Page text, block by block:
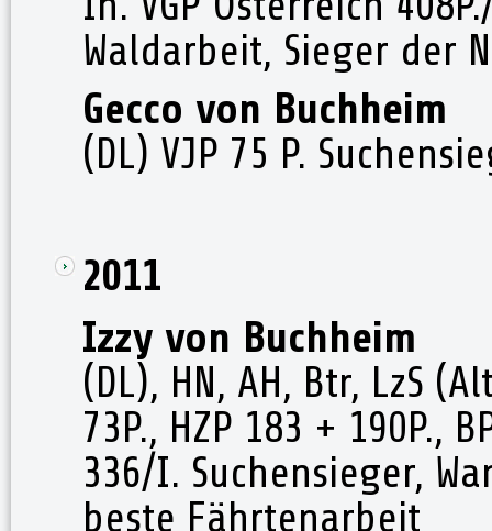
Waldarbeit, Sieger der
Gecco von Buchheim
(DL) VJP 75 P.
2011
Izzy von Buchheim
(DL), HN, AH, Btr, LzS
73P., HZP 183 + 190P.,
336/I. Suchensieger,
beste Fährtenarbeit